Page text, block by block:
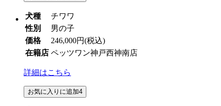
犬種
チワワ
性別
男の子
価格
246,000円(税込)
在籍店 ペッツワン神戸西神南店
詳細はこちら
お気に入りに追加4